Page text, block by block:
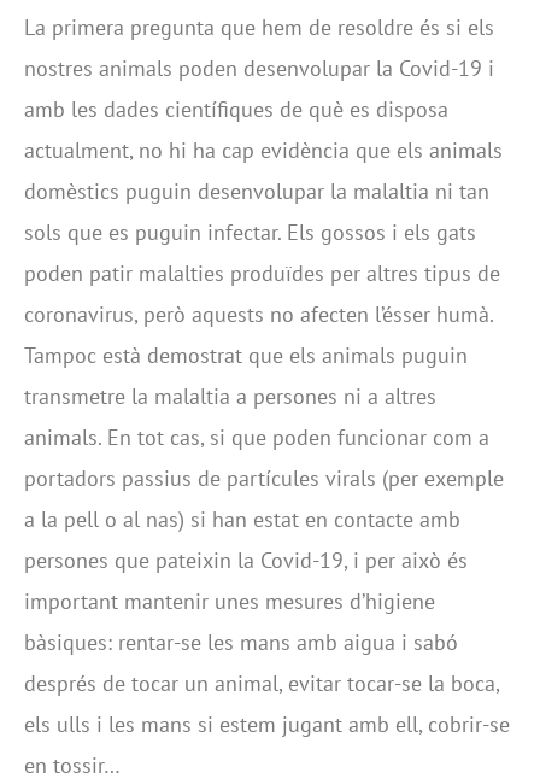
La primera pregunta que hem de resoldre és si els
nostres animals poden desenvolupar la Covid-19 i
amb les dades científiques de què es disposa
actualment, no hi ha cap evidència que els animals
domèstics puguin desenvolupar la malaltia ni tan
sols que es puguin infectar. Els gossos i els gats
poden patir malalties produïdes per altres tipus de
coronavirus, però aquests no afecten l’ésser humà.
Tampoc està demostrat que els animals puguin
transmetre la malaltia a persones ni a altres
animals. En tot cas, si que poden funcionar com a
portadors passius de partícules virals (per exemple
a la pell o al nas) si han estat en contacte amb
persones que pateixin la Covid-19, i per això és
important mantenir unes mesures d’higiene
bàsiques: rentar-se les mans amb aigua i sabó
després de tocar un animal, evitar tocar-se la boca,
els ulls i les mans si estem jugant amb ell, cobrir-se
en tossir…